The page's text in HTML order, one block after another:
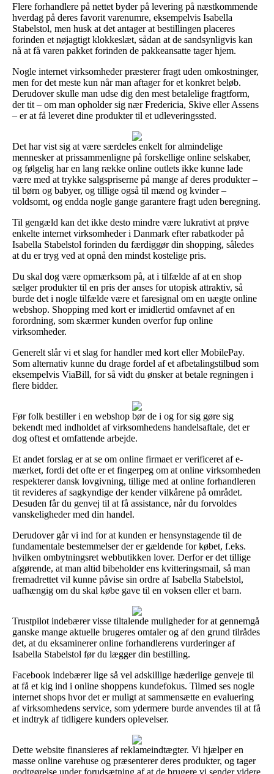
Flere forhandlere på nettet byder på levering på næstkommende
hverdag på deres favorit varenumre, eksempelvis Isabella
Stabelstol, men husk at det antager at bestillingen placeres
forinden et nøjagtigt klokkeslæt, sådan at de sandsynligvis kan
nå at få varen pakket forinden de pakkeansatte tager hjem.
Nogle internet virksomheder præsterer fragt uden omkostninger,
men for det meste kun når man aftager for et konkret beløb.
Derudover skulle man udse dig den mest betalelige fragtform,
der tit – om man opholder sig nær Fredericia, Skive eller Assens
– er at få leveret dine produkter til et udleveringssted.
Det har vist sig at være særdeles enkelt for almindelige
mennesker at prissammenligne på forskellige online selskaber,
og følgelig har en lang række online outlets ikke kunne lade
være med at trykke salgspriserne på mange af deres produkter –
til børn og babyer, og tillige også til mænd og kvinder –
voldsomt, og endda nogle gange garantere fragt uden beregning.
Til gengæld kan det ikke desto mindre være lukrativt at prøve
enkelte internet virksomheder i Danmark efter rabatkoder på
Isabella Stabelstol forinden du færdiggør din shopping, således
at du er tryg ved at opnå den mindst kostelige pris.
Du skal dog være opmærksom på, at i tilfælde af at en shop
sælger produkter til en pris der anses for utopisk attraktiv, så
burde det i nogle tilfælde være et faresignal om en uægte online
webshop. Shopping med kort er imidlertid omfavnet af en
forordning, som skærmer kunden overfor fup online
virksomheder.
Generelt slår vi et slag for handler med kort eller MobilePay.
Som alternativ kunne du drage fordel af et afbetalingstilbud som
eksempelvis ViaBill, for så vidt du ønsker at betale regningen i
flere bidder.
Før folk bestiller i en webshop bør de i og for sig gøre sig
bekendt med indholdet af virksomhedens handelsaftale, det er
dog oftest et omfattende arbejde.
Et andet forslag er at se om online firmaet er verificeret af e-
mærket, fordi det ofte er et fingerpeg om at online virksomheden
respekterer dansk lovgivning, tillige med at online forhandleren
tit revideres af sagkyndige der kender vilkårene på området.
Desuden får du genvej til at få assistance, når du forvoldes
vanskeligheder med din handel.
Derudover går vi ind for at kunden er hensynstagende til de
fundamentale bestemmelser der er gældende for købet, f.eks.
hvilken ombytningsret webbutikken lover. Derfor er det tillige
afgørende, at man altid bibeholder ens kvitteringsmail, så man
fremadrettet vil kunne påvise sin ordre af Isabella Stabelstol,
uafhængig om du skal købe gave til en voksen eller et barn.
Trustpilot indebærer visse tiltalende muligheder for at gennemgå
ganske mange aktuelle brugeres omtaler og af den grund tilrådes
det, at du eksaminerer online forhandlerens vurderinger af
Isabella Stabelstol før du lægger din bestilling.
Facebook indebærer lige så vel adskillige hæderlige genveje til
at få et kig ind i online shoppens kundefokus. Tilmed ses nogle
internet shops hvor det er muligt at sammensætte en evaluering
af virksomhedens service, som ydermere burde anvendes til at få
et indtryk af tidligere kunders oplevelser.
Dette website finansieres af reklameindtægter. Vi hjælper en
masse online varehuse og præsenterer deres produkter, og tager
godtgørelse under forudsætning af at de brugere vi sender videre